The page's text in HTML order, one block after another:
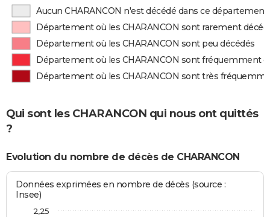
Aucun CHARANCON n'est décédé dans ce département
Département où les CHARANCON sont rarement
Département où les CHARANCON sont peu décédés
Département où les CHARANCON sont fréquemment
Département où les CHARANCON sont très
Qui sont les CHARANCON qui nous ont quittés
?
Evolution du nombre de décès de CHARANCON
Données exprimées en nombre de décès (source :
Insee)
2,25